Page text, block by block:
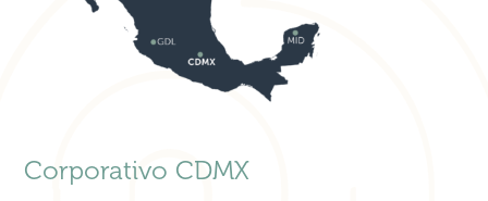
Corporativo CDMX